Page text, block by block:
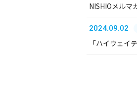
NISHIOメルマ
2024.09.02
「ハイウェイ